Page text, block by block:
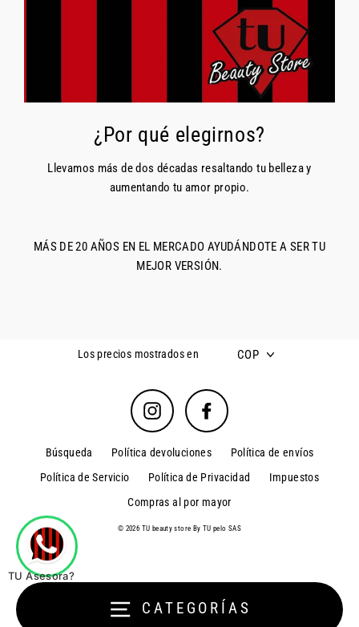
CATEGORÍAS
¿Por qué elegirnos?
Llevamos más de dos décadas resaltando tu belleza y
aumentando tu amor propio.
MÁS DE 20 AÑOS EN EL MERCADO AYUDÁNDOTE A SER TU
MEJOR VERSIÓN.
Los precios mostrados en COP
Instagram Facebook
Búsqueda Política devoluciones
Política de envíos
Política de Servicio
Política de Privacidad
Impuestos
Compras al por mayor
© 2026 TU beauty store By TU pelo SAS
TU Asesora?